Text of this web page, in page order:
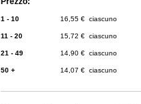
1 - 10 16,55 € ciascuno
11 - 20 15,72 € ciascuno
21 - 49 14,90 € ciascuno
50 + 14,07 € ciascuno